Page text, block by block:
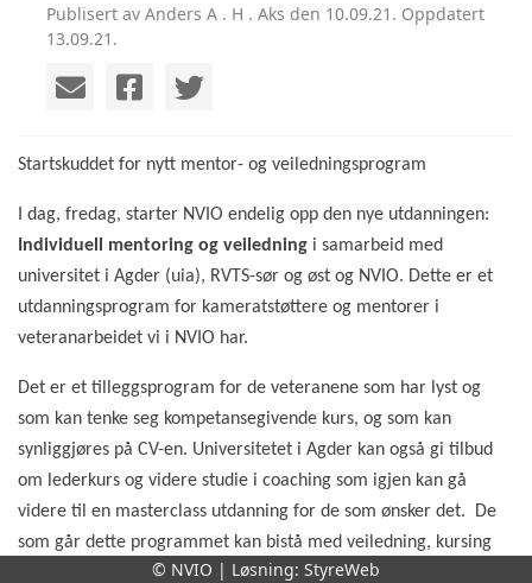
Publisert av Anders A . H . Aks den 10.09.21. Oppdatert
13.09.21.
Startskuddet for nytt mentor- og veiledningsprogram
I dag, fredag, starter NVIO endelig opp den nye utdanningen:
Individuell mentoring og veiledning i samarbeid med
universitet i Agder (uia), RVTS-sør og øst og NVIO. Dette er et
utdanningsprogram for kameratstøttere og mentorer i
veteranarbeidet vi i NVIO har.
Det er et tilleggsprogram for de veteranene som har lyst og
som kan tenke seg kompetansegivende kurs, og som kan
synliggjøres på CV-en. Universitetet i Agder kan også gi tilbud
om lederkurs og videre studie i coaching som igjen kan gå
videre til en masterclass utdanning for de som ønsker det.
De
som går dette programmet kan bistå med veiledning, kursing
og faglige samtaler i den videre utvikling av
© NVIO | Løsning: StyreWeb